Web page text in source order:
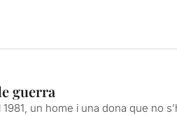
guerra
un home i una dona que no